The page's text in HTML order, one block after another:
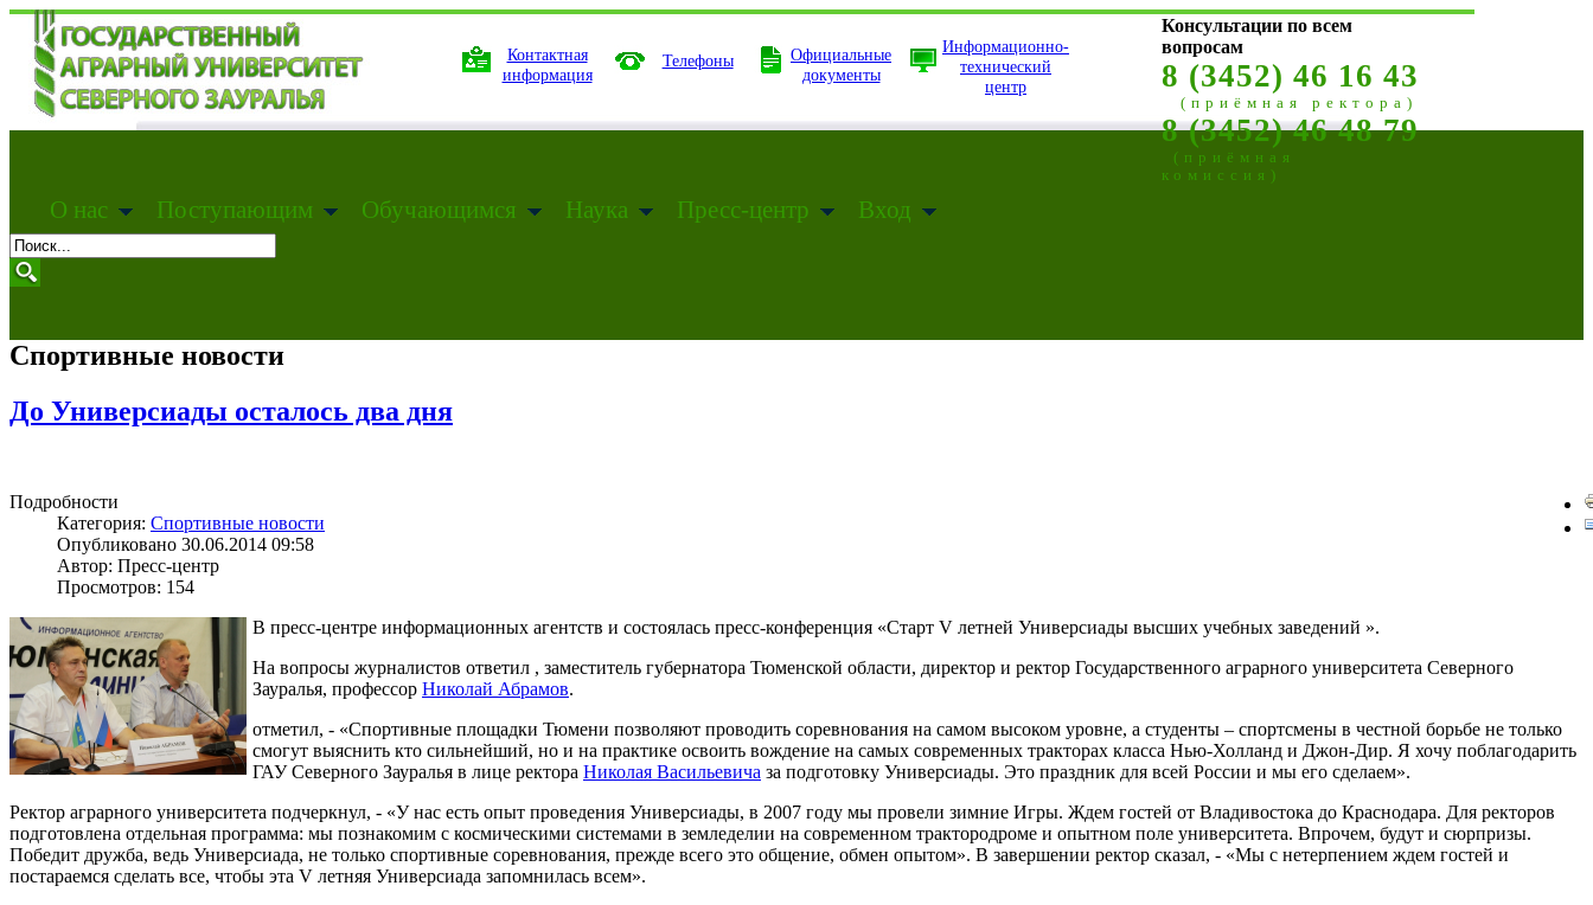
Контактная
информация
Телефоны
Официальные
документы
Информационно-
технический
центр
Консультации по всем
вопросам
8 (3452) 46 16 43
(приёмная ректора)
8 (3452) 46 48 79
(приёмная
комиссия)
О нас Поступающим Обучающимся Наука Пресс-центр Вход
Спортивные новости
До Универсиады осталось два дня
Подробности
Категория: Спортивные новости
Опубликовано 30.06.2014 09:58
Автор: Пресс-центр
Просмотров: 154
В пресс-центре информационных агентств и состоялась пресс-конференция «Старт V летней Универсиады высших учебных заведений ».
На вопросы журналистов ответил , заместитель губернатора Тюменской области, директор и ректор Государственного аграрного университета Северного
Зауралья, профессор Николай Абрамов.
отметил, - «Спортивные площадки Тюмени позволяют проводить соревнования на самом высоком уровне, а студенты – спортсмены в честной борьбе не только
смогут выяснить кто сильнейший, но и на практике освоить вождение на самых современных тракторах класса Нью-Холланд и Джон-Дир. Я хочу поблагодарить
ГАУ Северного Зауралья в лице ректора Николая Васильевича за подготовку Универсиады. Это праздник для всей России и мы его сделаем».
Ректор аграрного университета подчеркнул, - «У нас есть опыт проведения Универсиады, в 2007 году мы провели зимние Игры. Ждем гостей от Владивостока до Краснодара. Для ректоров
подготовлена отдельная программа: мы познакомим с космическими системами в земледелии на современном трактородроме и опытном поле университета. Впрочем, будут и сюрпризы.
Победит дружба, ведь Универсиада, не только спортивные соревнования, прежде всего это общение, обмен опытом». В завершении ректор сказал, - «Мы с нетерпением ждем гостей и
постараемся сделать все, чтобы эта V летняя Универсиада запомнилась всем».